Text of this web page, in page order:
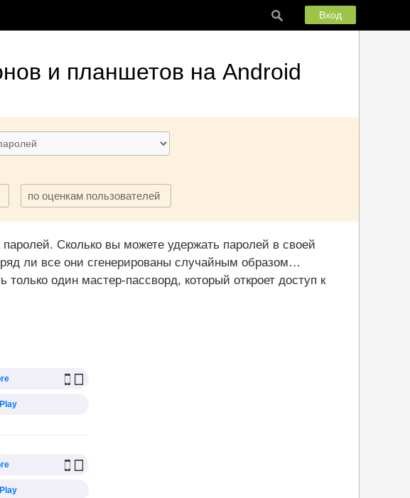
Вход
и планшетов на Android
· по оценкам пользователей
Сколько вы можете удержать паролей в своей
ли все они сгенерированы случайным образом…
один мастер-пассворд, который откроет доступ к